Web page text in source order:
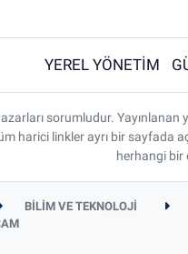
YEREL YÖNETİM
sorumludur.
harici linkler ayrı bir sayfada
herhangi bir
BİLİM VE TEKNOLOJİ